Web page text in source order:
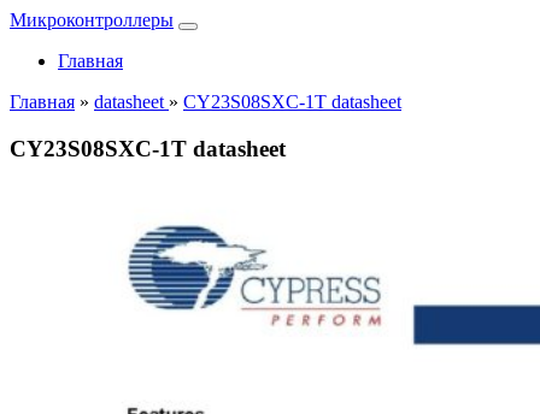
Микроконтроллеры
Главная
Главная » datasheet » CY23S08SXC-1T datasheet
CY23S08SXC-1T datasheet